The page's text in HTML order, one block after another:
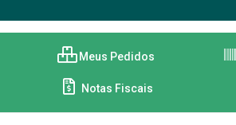
Meus Pedidos
Notas Fiscais